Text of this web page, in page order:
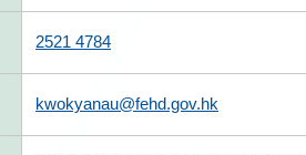
2521 4784
kwokyanau@fehd.gov.hk